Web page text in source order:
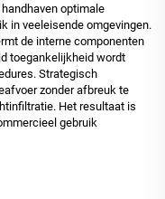
optimale
in veeleisende omgevingen.
de interne componenten
toegankelijkheid wordt
Strategisch
zonder afbreuk te
Het resultaat is
gebruik